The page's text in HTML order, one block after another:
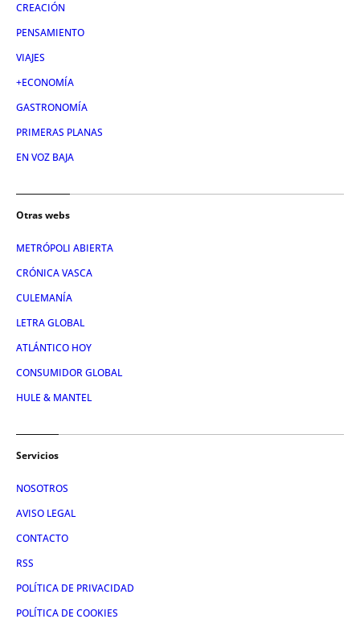
CREACIÓN
PENSAMIENTO
VIAJES
+ECONOMÍA
GASTRONOMÍA
PRIMERAS PLANAS
EN VOZ BAJA
Otras webs
METRÓPOLI ABIERTA
CRÓNICA VASCA
CULEMANÍA
LETRA GLOBAL
ATLÁNTICO HOY
CONSUMIDOR GLOBAL
HULE & MANTEL
Servicios
NOSOTROS
AVISO LEGAL
CONTACTO
RSS
POLÍTICA DE PRIVACIDAD
POLÍTICA DE COOKIES